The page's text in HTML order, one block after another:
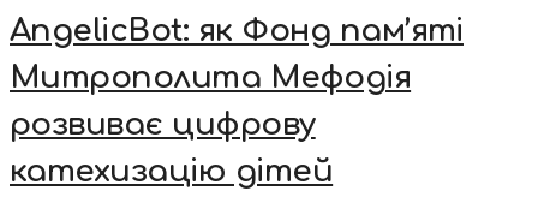
AngelicBot: як Фонд пам’яті
Митрополита Мефодія
розвиває цифрову
катехизацію дітей